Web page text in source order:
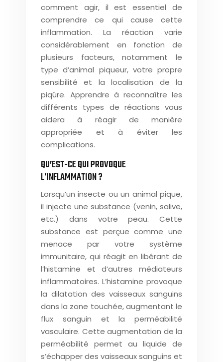
comment agir, il est essentiel de
comprendre ce qui cause cette
inflammation. La réaction varie
considérablement en fonction de
plusieurs facteurs, notamment le
type d’animal piqueur, votre propre
sensibilité et la localisation de la
piqûre. Apprendre à reconnaître les
différents types de réactions vous
aidera à réagir de manière
appropriée et à éviter les
complications.
QU’EST-CE QUI PROVOQUE
L’INFLAMMATION ?
Lorsqu’un insecte ou un animal pique,
il injecte une substance (venin, salive,
etc.) dans votre peau. Cette
substance est perçue comme une
menace par votre système
immunitaire, qui réagit en libérant de
l’histamine et d’autres médiateurs
inflammatoires. L’histamine provoque
la dilatation des vaisseaux sanguins
dans la zone touchée, augmentant le
flux sanguin et la perméabilité
vasculaire. Cette augmentation de la
perméabilité permet au liquide de
s’échapper des vaisseaux sanguins et